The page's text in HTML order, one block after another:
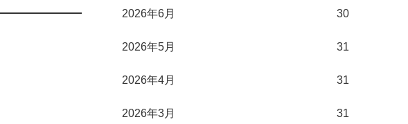
2026年6月 30
2026年5月 31
2026年4月 31
2026年3月 31